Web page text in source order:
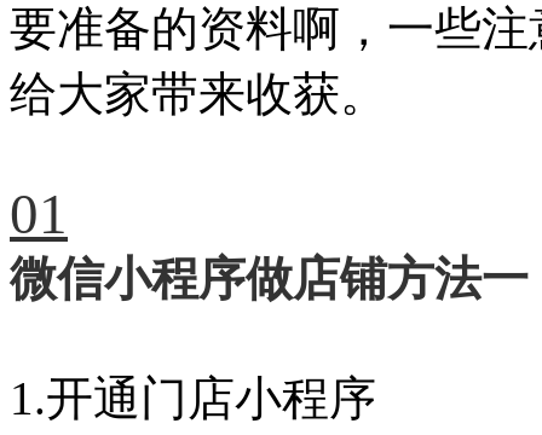
要准备的资料啊，一些
给大家带来收获。
01
微信小程序做店铺方法一
1.开通门店小程序